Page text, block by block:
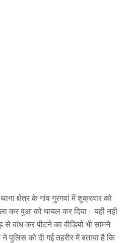
क्षेत्र के गांव गुरगवां में शुक्रवार को
कर बुआ को घायल कर दिया। यही नही
से बांध कर पीटने का वीडियो भी सामने
पुलिस को दी गई तहरीर में बताया है कि